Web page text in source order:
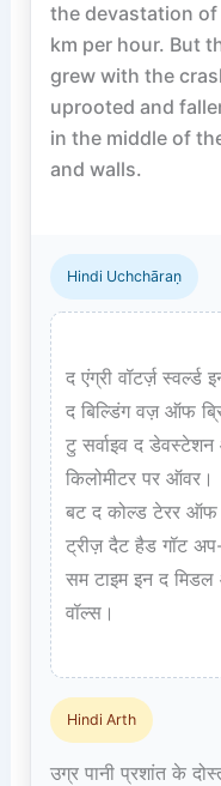
the devastation of
km per hour. But
grew with the
uprooted and
in the middle of
and walls.
Hindi Uchchāraṇ
द एंग्री वॉटर्ज़
द बिल्डिंग वज़ ऑफ
टु सर्वाइव द
किलोमीटर पर ऑवर।
बट द कोल्ड टेरर
ट्रीज़ दैट हैड गॉट
सम टाइम इन द
वॉल्स।
Hindi Arth
उग्र पानी प्रशांत के